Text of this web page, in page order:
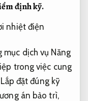
định kỹ.
mục dịch vụ Năng
trong việc cung
Lắp đặt đúng kỹ
án bảo trì,